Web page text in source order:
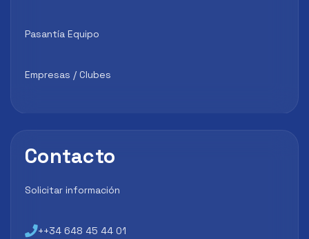
Pasantía Equipo
Empresas / Clubes
Contacto
Solicitar información
++34 648 45 44 01